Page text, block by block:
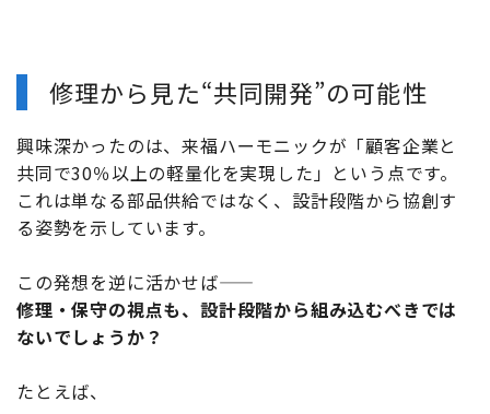
修理から見た“共同開発”の可能性
興味深かったのは、来福ハーモニックが「顧客企業と
共同で30％以上の軽量化を実現した」という点です。
これは単なる部品供給ではなく、設計段階から協創す
る姿勢を示しています。
この発想を逆に活かせば――
修理・保守の視点も、設計段階から組み込むべきでは
ないでしょうか？
たとえば、